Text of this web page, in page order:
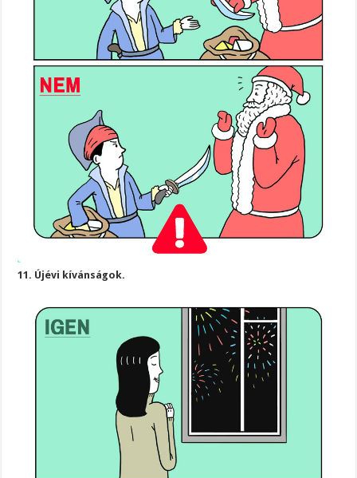
11. Újévi kívánságok.